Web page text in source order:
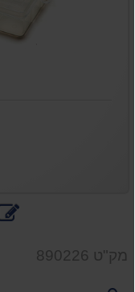
מק"ט 890226